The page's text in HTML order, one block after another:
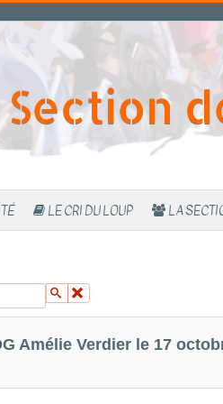
Section
LE CRI DU LOUP LA
Amélie Verdier le 17